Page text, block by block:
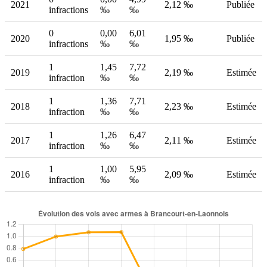
2021
infractions
‰
‰
2,12 ‰ Publiée
2020
0
infractions
0,00
‰
6,01
‰
1,95 ‰ Publiée
2019
1
infraction
1,45
‰
7,72
‰
2,19 ‰ Estimée
2018
1
infraction
1,36
‰
7,71
‰
2,23 ‰ Estimée
2017
1
infraction
1,26
‰
6,47
‰
2,11 ‰ Estimée
2016
1
infraction
1,00
‰
5,95
‰
2,09 ‰ Estimée